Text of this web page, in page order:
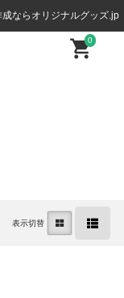
ならオリジナルグッズ.jp
0
表示切替